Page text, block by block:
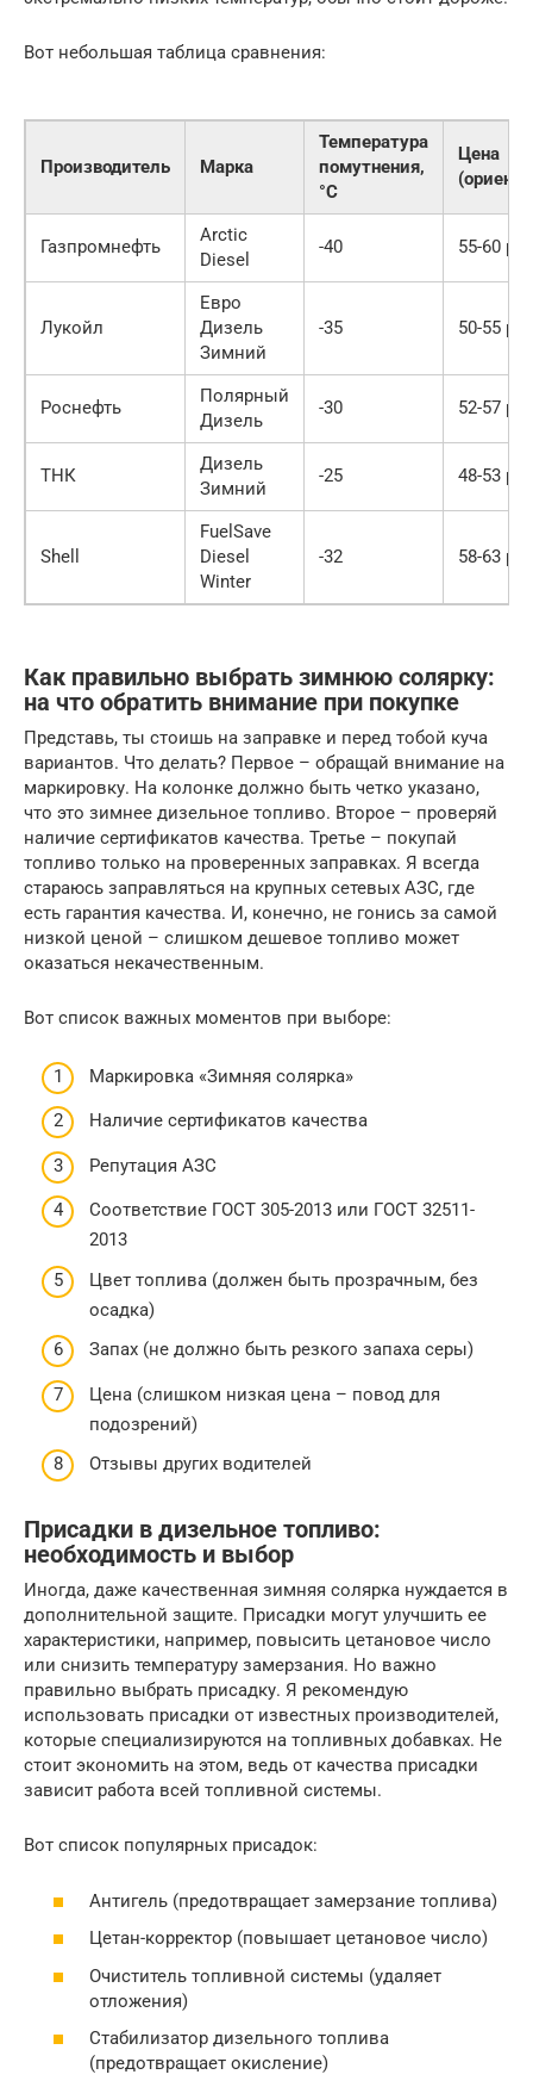
Вот небольшая таблица сравнения:
Производитель Марка
Температура
помутнения,
°C
Цена
Газпромнефть
Arctic
Diesel
-40 55-60
Лукойл
Евро
Дизель
Зимний
-35 50-55
Роснефть
Полярный
Дизель
-30 52-57
ТНК
Дизель
Зимний
-25 48-53
Shell
FuelSave
Diesel
Winter
-32 58-63
Как правильно выбрать зимнюю солярку:
на что обратить внимание при покупке
Представь, ты стоишь на заправке и перед тобой куча
вариантов. Что делать? Первое – обращай внимание на
маркировку. На колонке должно быть четко указано,
что это зимнее дизельное топливо. Второе – проверяй
наличие сертификатов качества. Третье – покупай
топливо только на проверенных заправках. Я всегда
стараюсь заправляться на крупных сетевых АЗС, где
есть гарантия качества. И, конечно, не гонись за самой
низкой ценой – слишком дешевое топливо может
оказаться некачественным.
Вот список важных моментов при выборе:
Маркировка «Зимняя солярка»
Наличие сертификатов качества
Репутация АЗС
Соответствие ГОСТ 305-2013 или ГОСТ 32511-
2013
Цвет топлива (должен быть прозрачным, без
осадка)
Запах (не должно быть резкого запаха серы)
Цена (слишком низкая цена – повод для
подозрений)
Отзывы других водителей
Присадки в дизельное топливо:
необходимость и выбор
Иногда, даже качественная зимняя солярка нуждается в
дополнительной защите. Присадки могут улучшить ее
характеристики, например, повысить цетановое число
или снизить температуру замерзания. Но важно
правильно выбрать присадку. Я рекомендую
использовать присадки от известных производителей,
которые специализируются на топливных добавках. Не
стоит экономить на этом, ведь от качества присадки
зависит работа всей топливной системы.
Вот список популярных присадок:
Антигель (предотвращает замерзание топлива)
Цетан-корректор (повышает цетановое число)
Очиститель топливной системы (удаляет
отложения)
Стабилизатор дизельного топлива
(предотвращает окисление)